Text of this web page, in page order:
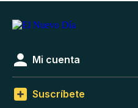
Mi cuenta
Suscríbete